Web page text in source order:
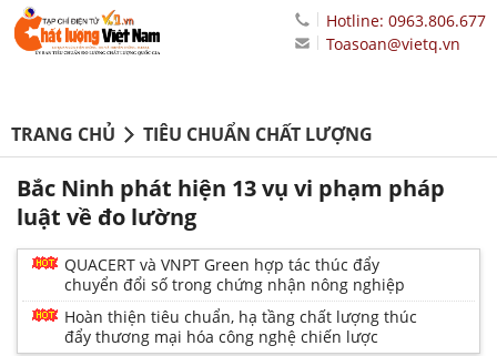
Hotline: 0963.806.677
Toasoan@vietq.vn
TRANG CHỦ TIÊU CHUẨN CHẤT LƯỢNG
Bắc Ninh phát hiện 13 vụ vi phạm pháp
luật về đo lường
QUACERT và VNPT Green hợp tác thúc đẩy
chuyển đổi số trong chứng nhận nông nghiệp
Hoàn thiện tiêu chuẩn, hạ tầng chất lượng thúc
đẩy thương mại hóa công nghệ chiến lược